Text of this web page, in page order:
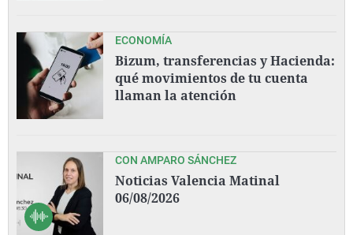
ECONOMÍA
Bizum, transferencias y Hacienda:
qué movimientos de tu cuenta
llaman la atención
CON AMPARO SÁNCHEZ
Noticias Valencia Matinal
06/08/2026